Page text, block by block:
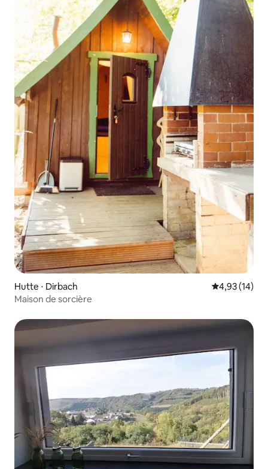
Hutte ⋅ Dirbach Évaluation
4,93 (14)
Maison de sorcière